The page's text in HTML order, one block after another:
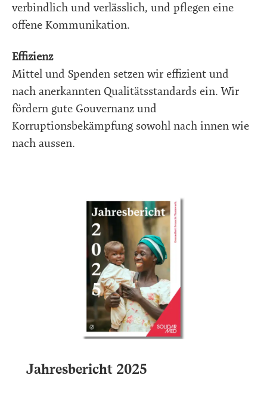
verbindlich und verlässlich, und pflegen eine
offene Kommunikation.
Effizienz
Mittel und Spenden setzen wir effizient und
nach anerkannten Qualitätsstandards ein. Wir
fördern gute Gouvernanz und
Korruptionsbekämpfung sowohl nach innen wie
nach aussen.
Jahresbericht 2025